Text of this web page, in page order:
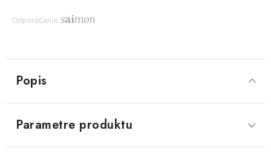
Odporúčanie
Popis
Parametre produktu